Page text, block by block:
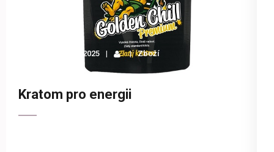
22 dubna 2025 Zboží
Kratom pro energii